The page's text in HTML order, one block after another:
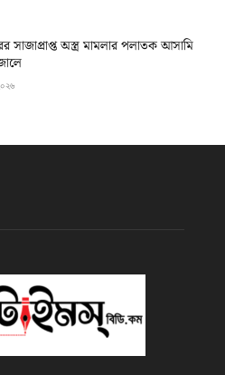
সাজাপ্রাপ্ত অস্ত্র মামলার পলাতক আসামি